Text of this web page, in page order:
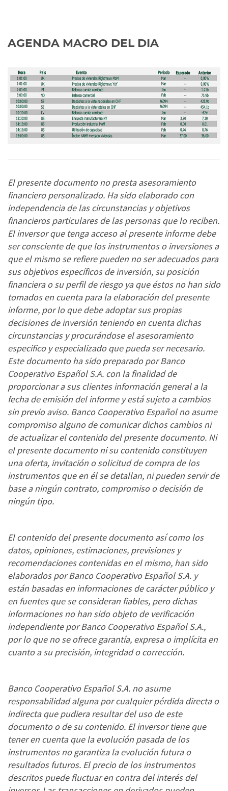
AGENDA MACRO DEL DIA
El presente documento no presta asesoramiento
financiero personalizado. Ha sido elaborado con
independencia de las circunstancias y objetivos
financieros particulares de las personas que lo reciben.
El inversor que tenga acceso al presente informe debe
ser consciente de que los instrumentos o inversiones a
que el mismo se refiere pueden no ser adecuados para
sus objetivos específicos de inversión, su posición
financiera o su perfil de riesgo ya que éstos no han sido
tomados en cuenta para la elaboración del presente
informe, por lo que debe adoptar sus propias
decisiones de inversión teniendo en cuenta dichas
circunstancias y procurándose el asesoramiento
especifico y especializado que pueda ser necesario.
Este documento ha sido preparado por Banco
Cooperativo Español S.A. con la finalidad de
proporcionar a sus clientes información general a la
fecha de emisión del informe y está sujeto a cambios
sin previo aviso. Banco Cooperativo Español no asume
compromiso alguno de comunicar dichos cambios ni
de actualizar el contenido del presente documento. Ni
el presente documento ni su contenido constituyen
una oferta, invitación o solicitud de compra de los
instrumentos que en él se detallan, ni pueden servir de
base a ningún contrato, compromiso o decisión de
ningún tipo.
El contenido del presente documento así como los
datos, opiniones, estimaciones, previsiones y
recomendaciones contenidas en el mismo, han sido
elaborados por Banco Cooperativo Español S.A. y
están basadas en informaciones de carácter público y
en fuentes que se consideran fiables, pero dichas
informaciones no han sido objeto de verificación
independiente por Banco Cooperativo Español S.A.,
por lo que no se ofrece garantía, expresa o implícita en
cuanto a su precisión, integridad o corrección.
Banco Cooperativo Español S.A. no asume
responsabilidad alguna por cualquier pérdida directa o
indirecta que pudiera resultar del uso de este
documento o de su contenido. El inversor tiene que
tener en cuenta que la evolución pasada de los
instrumentos no garantiza la evolución futura o
resultados futuros. El precio de los instrumentos
descritos puede fluctuar en contra del interés del